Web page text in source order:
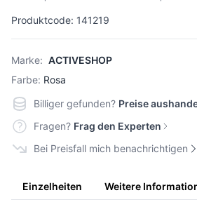
Produktcode: 141219
Marke: ACTIVESHOP
Farbe: Rosa
Billiger gefunden? Preise
Fragen? Frag den Experten
Bei Preisfall mich benachrichtigen
Einzelheiten Weitere